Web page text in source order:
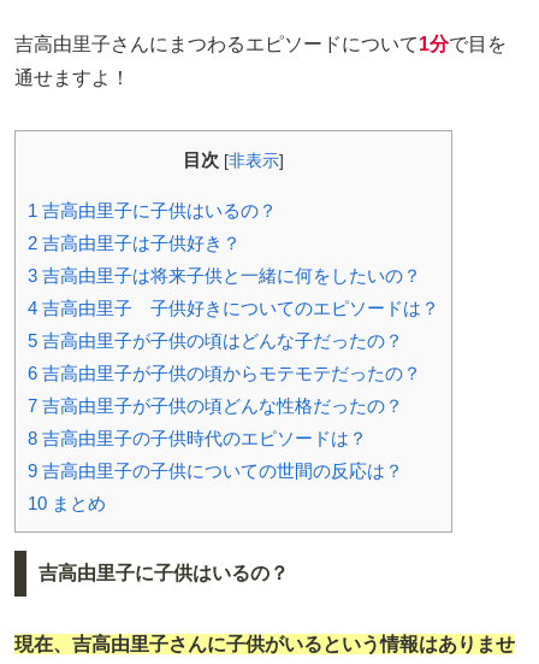
吉高由里子さんにまつわるエピソードについて1分で目を
通せますよ！
目次 [非表示]
1 吉高由里子に子供はいるの？
2 吉高由里子は子供好き？
3 吉高由里子は将来子供と一緒に何をしたいの？
4 吉高由里子 子供好きについてのエピソードは？
5 吉高由里子が子供の頃はどんな子だったの？
6 吉高由里子が子供の頃からモテモテだったの？
7 吉高由里子が子供の頃どんな性格だったの？
8 吉高由里子の子供時代のエピソードは？
9 吉高由里子の子供についての世間の反応は？
10 まとめ
吉高由里子に子供はいるの？
現在、吉高由里子さんに子供がいるという情報はありませ